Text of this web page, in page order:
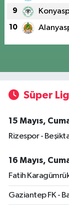
9
10
Süper
15 Mayıs,
Rizespor -
16 Mayıs,
Fatih
Gaziantep FK -